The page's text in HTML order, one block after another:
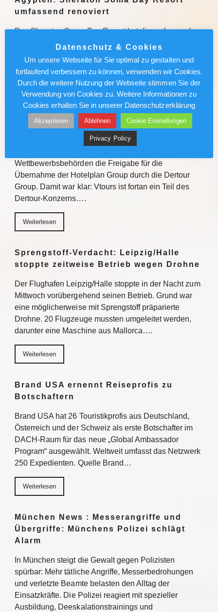
umfassend renoviert
Das Sheraton Soma Bay Resort hat die umfassende
Modernisierung abgeschlossen. Alle 326 Zimmer
Hauses in Ägypten wurden neu gestaltet. Quelle Das
Sheraton Soma Bay Resort hat…
Weiterlesen
Vtours: IT-Wechsel kommt voran
Wettbewerbsbehörden die Freigabe für die
Übernahme der Hotelplan Group durch die Dertour
Group. Damit war klar: Vtours ist fortan ein Teil des
Dertour-Konzerns….
Weiterlesen
Sprengstoff-Verdacht: Leipzig/Halle
stoppte zeitweise Betrieb wegen Drohne
Der Flughafen Leipzig/Halle stoppte in der Nacht zum
Mittwoch vorübergehend seinen Betrieb. Grund war
eine möglicherweise mit Sprengstoff präparierte
Drohne. 20 Flugzeuge mussten umgeleitet werden,
darunter eine Maschine aus Mallorca….
Weiterlesen
Brand USA ernennt Reiseprofis zu
Botschaftern
Brand USA hat 26 Touristikprofis aus Deutschland,
Österreich und der Schweiz als erste Botschafter im
DACH-Raum für das neue „Global Ambassador
Program“ ausgewählt. Weltweit umfasst das Netzwerk
250 Expedienten. Quelle Brand…
Weiterlesen
München News : Messerangriffe und
Übergriffe: Münchens Polizei schlägt
Alarm
In München steigt die Gewalt gegen Polizisten
spürbar: Mehr tätliche Angriffe, Messerbedrohungen
und verletzte Beamte belasten den Alltag der
Einsatzkräfte. Die Polizei reagiert mit spezieller
Ausbildung, Deeskalationstrainings und
Datenschutz & Cookies
Um unsere Webseite für Sie optimal zu gestalten und
fortlaufend verbessern zu können, verwenden wir Cookies.
Durch die weitere Nutzung der Webseite stimmen Sie der
Verwendung von Cookies zu. Weitere Informationen zu
Cookies erhalten Sie in unserer Datenschutzerklärung
Akzeptieren Ablehnen Cookie Einstellungen
Privacy Policy